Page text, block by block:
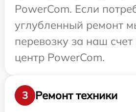
PowerCom. Если
углубленный ремонт
перевозку за наш
центр PowerCom.
3
Ремонт техники